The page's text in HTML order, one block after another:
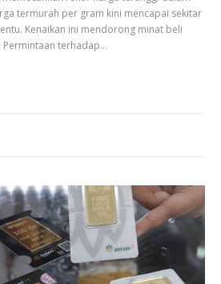
termurah per gram kini mencapai sekitar
Kenaikan ini mendorong minat beli
Permintaan terhadap…